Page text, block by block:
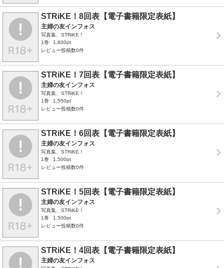
STRiKE！8回表【電子書籍限定表紙】
主婦の友インフォス
写真集、STRiKE！
1巻
1,600pt
レビュー投稿数0件
STRiKE！7回表【電子書籍限定表紙】
主婦の友インフォス
写真集、STRiKE！
1巻
1,550pt
レビュー投稿数0件
STRiKE！6回表【電子書籍限定表紙】
主婦の友インフォス
写真集、STRiKE！
1巻
1,500pt
レビュー投稿数0件
STRiKE！5回表【電子書籍限定表紙】
主婦の友インフォス
写真集、STRiKE！
1巻
1,500pt
レビュー投稿数0件
STRiKE！4回表【電子書籍限定表紙】
主婦の友インフォス